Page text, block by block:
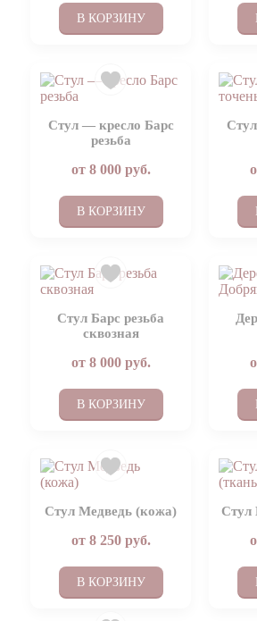
В КОРЗИНУ
Стул — кресло Барс
резьба
от 8 000руб.
В КОРЗИНУ
Стул Барс резьба
сквозная
от 8 000руб.
В КОРЗИНУ
Стул Медведь (кожа)
от 8 250руб.
В КОРЗИНУ
Стул